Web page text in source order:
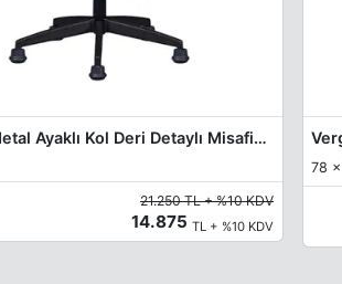
Davis Metal Ayaklı Kol Deri Detaylı Misafir Koltuğu
21.250 TL + %10 KDV
14.875TL + %10 KDV
78 x